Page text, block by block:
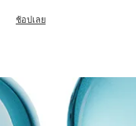
ช้อปเลย